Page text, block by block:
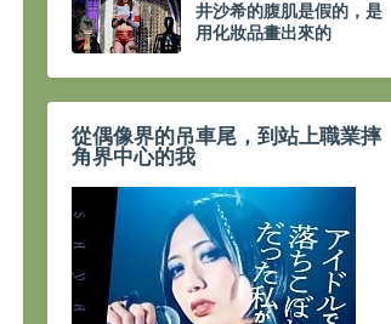
井沙希的腹肌是假的，是
用化妝品畫出來的
從偶像界的吊車尾，到站上職業摔
角界中心的我